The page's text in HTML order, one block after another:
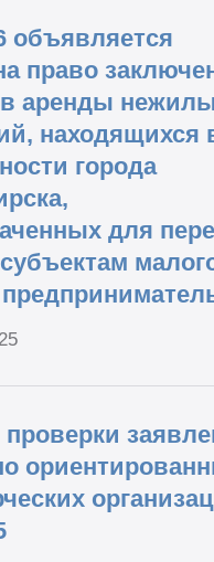
объявляется
право
аренды
находящихся
города
для
проверки